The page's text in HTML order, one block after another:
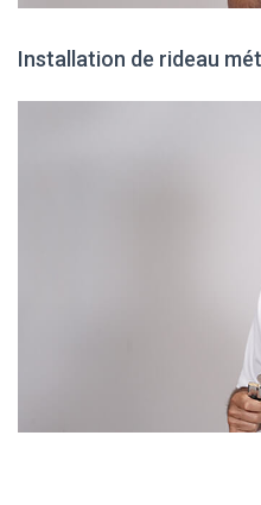
Installation de rideau